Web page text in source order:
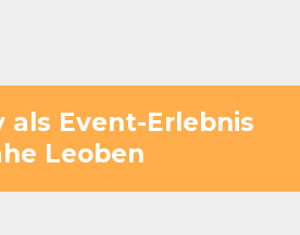
als Event-Erlebnis
Leoben